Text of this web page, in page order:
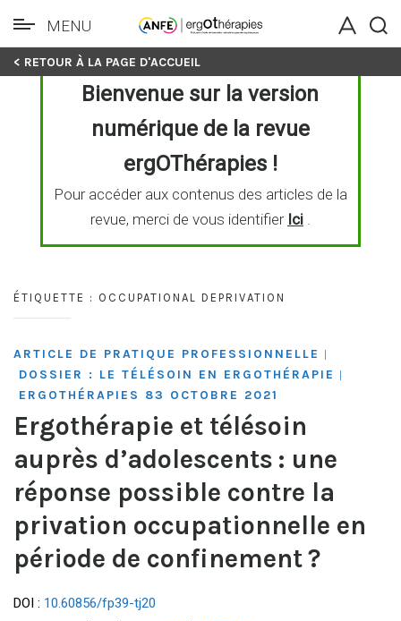
Skip
MENU
< RETOUR À LA PAGE D'ACCUEIL
Bienvenue sur la version
numérique de la revue
ergOThérapies !
Pour accéder aux contenus des articles de la
revue, merci de vous identifier Ici.
ÉTIQUETTE : OCCUPATIONAL DEPRIVATION
ARTICLE DE PRATIQUE PROFESSIONNELLE |
DOSSIER : LE TÉLÉSOIN EN ERGOTHÉRAPIE |
ERGOTHÉRAPIES 83 OCTOBRE 2021
Ergothérapie et télésoin
auprès d’adolescents : une
réponse possible contre la
privation occupationnelle en
période de confinement ?
DOI : 10.60856/fp39-tj20